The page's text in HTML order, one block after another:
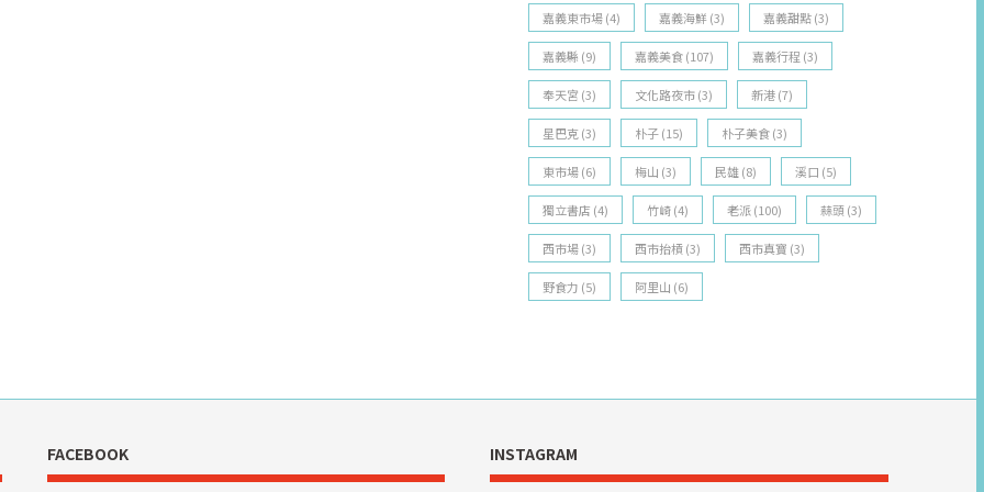
嘉義東市場(4) 嘉義海鮮(3) 嘉義甜點(3)
嘉義縣 (9) 嘉義美食(107) 嘉義行程 (3)
奉天宮 (3) 文化路夜市(3) 新港(7)
星巴克(3) 朴子(15) 朴子美食(3)
東市場(6) 梅山 (3) 民雄(8) 溪口 (5)
獨立書店 (4) 竹崎(4) 老派(100) 蒜頭(3)
西市場(3) 西市抬槓(3) 西市真寶 (3)
野食力 (5) 阿里山 (6)
FACEBOOK INSTAGRAM